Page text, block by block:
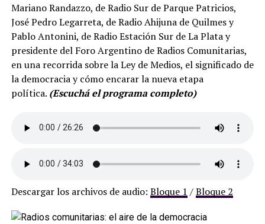
Mariano Randazzo, de Radio Sur de Parque Patricios,
José Pedro Legarreta, de Radio Ahijuna de Quilmes y
Pablo Antonini, de Radio Estación Sur de La Plata y
presidente del Foro Argentino de Radios Comunitarias,
en una recorrida sobre la Ley de Medios, el significado de
la democracia y cómo encarar la nueva etapa
política. (Escuchá el programa completo)
Descargar los archivos de audio: Bloque 1 /Bloque 2